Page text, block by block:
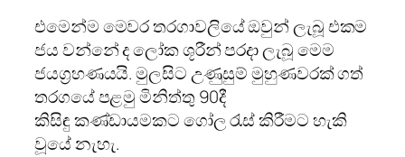
එමෙන්ම මෙවර තරගාවලියේ ඔවුන් ලැබූ එකම
ජය වන්නේ ද ලෝක ශූරීන් පරදා ලැබූ මෙම
ජයග‍්‍රහණයයි. මුලසිට උණුසුම් මුහුණවරක් ගත්
තරගයේ පළමු මිනිත්තු 90දී
කිසිඳු කණ්ඩායමකට ගෝල රැස් කිරීමට හැකි
වූයේ නැහැ.